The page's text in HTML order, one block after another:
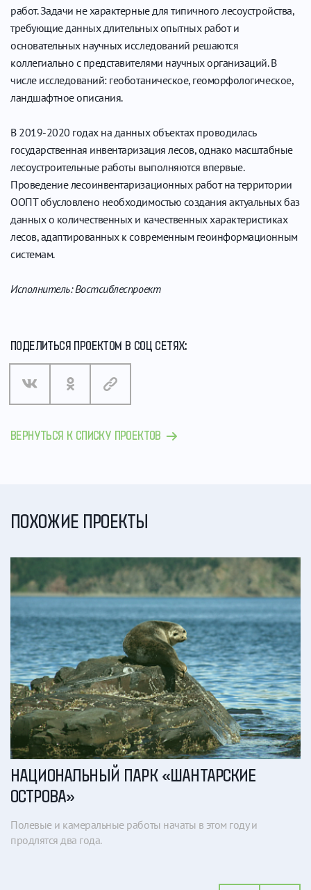
работ. Задачи не характерные для типичного лесоустройства,
требующие данных длительных опытных работ и
основательных научных исследований решаются
коллегиально с представителями научных организаций. В
числе исследований: геоботаническое, геоморфологическое,
ландшафтное описания.
В 2019-2020 годах на данных объектах проводилась
государственная инвентаризация лесов, однако масштабные
лесоустроительные работы выполняются впервые.
Проведение лесоинвентаризационных работ на территории
ООПТ обусловлено необходимостью создания актуальных баз
данных о количественных и качественных характеристиках
лесов, адаптированных к современным геоинформационным
системам.
Исполнитель: Востсиблеспроект
ПОДЕЛИТЬСЯ ПРОЕКТОМ В СОЦ СЕТЯХ:
ВЕРНУТЬСЯ К СПИСКУ ПРОЕКТОВ
ПОХОЖИЕ ПРОЕКТЫ
НАЦИОНАЛЬНЫЙ ПАРК «ШАНТАРСКИЕ
ОСТРОВА»
Полевые и камеральные работы начаты в этом году и
продлятся два года.